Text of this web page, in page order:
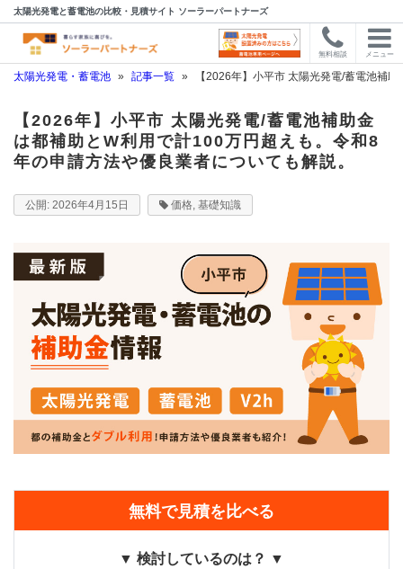
太陽光発電と蓄電池の比較・見積サイト ソーラーパートナーズ
無料相談 メニュー
太陽光発電・蓄電池 » 記事一覧 » 【2026年】小平市 太陽光発電/蓄電池補
【2026年】小平市 太陽光発電/蓄電池補助金
は都補助とW利用で計100万円超えも。令和8
年の申請方法や優良業者についても解説。
2026年4月15日 価格, 基礎知識
無料で見積を比べる
▼ 検討しているのは？ ▼